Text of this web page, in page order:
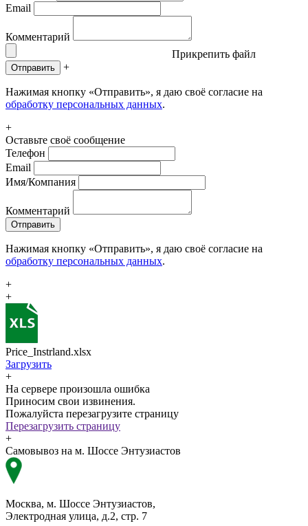
Email
Комментарий
Прикрепить файл
Отправить +
Нажимая кнопку «Отправить», я даю своё согласие на
обработку персональных данных.
+
Оставьте своё сообщение
Телефон
Email
Имя/Компания
Комментарий
Отправить
Нажимая кнопку «Отправить», я даю своё согласие на
обработку персональных данных.
+
+
Price_Instrland.xlsx
Загрузить
+
На сервере произошла ошибка
Приносим свои извинения.
Пожалуйста перезагрузите страницу
Перезагрузить страницу
+
Самовывоз на м. Шоссе Энтузиастов
Москва, м. Шоссе Энтузиастов,
Электродная улица, д.2, стр. 7